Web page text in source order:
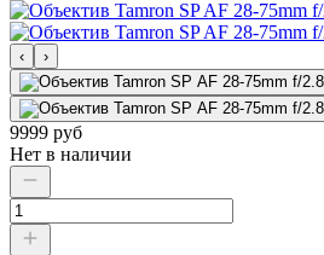
‹ ›
9999 руб
Нет в наличии